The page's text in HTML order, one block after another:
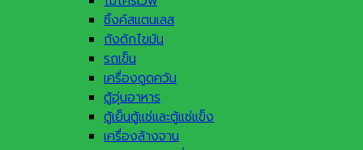
ซิ้งค์สแตนเลส
ถังดักไขมัน
รถเข็น
เครื่องดูดควัน
ตู้อุ่นอาหาร
ตู้เย็นตู้แช่และตู้แช่แข็ง
เครื่องล้างจาน